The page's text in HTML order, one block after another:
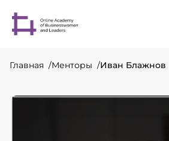
Главная Менторы Иван Блажнов